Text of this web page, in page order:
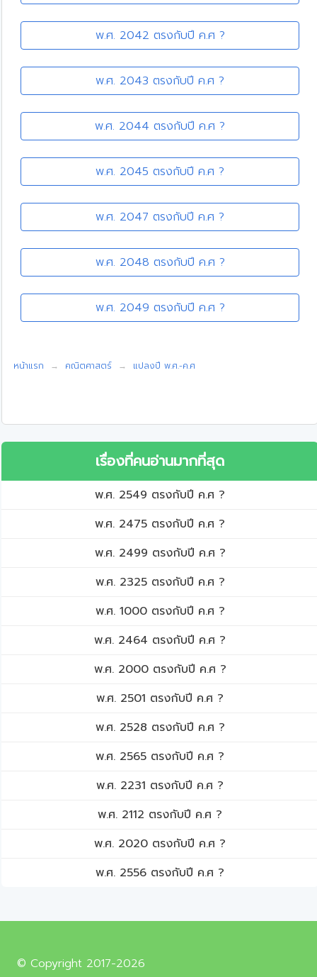
พ.ศ. 2042 ตรงกับปี ค.ศ ?
พ.ศ. 2043 ตรงกับปี ค.ศ ?
พ.ศ. 2044 ตรงกับปี ค.ศ ?
พ.ศ. 2045 ตรงกับปี ค.ศ ?
พ.ศ. 2047 ตรงกับปี ค.ศ ?
พ.ศ. 2048 ตรงกับปี ค.ศ ?
พ.ศ. 2049 ตรงกับปี ค.ศ ?
หน้าแรก คณิตศาสตร์ แปลงปี พ.ศ.-ค.ศ
เรื่องที่คนอ่านมากที่สุด
พ.ศ. 2549 ตรงกับปี ค.ศ ?
พ.ศ. 2475 ตรงกับปี ค.ศ ?
พ.ศ. 2499 ตรงกับปี ค.ศ ?
พ.ศ. 2325 ตรงกับปี ค.ศ ?
พ.ศ. 1000 ตรงกับปี ค.ศ ?
พ.ศ. 2464 ตรงกับปี ค.ศ ?
พ.ศ. 2000 ตรงกับปี ค.ศ ?
พ.ศ. 2501 ตรงกับปี ค.ศ ?
พ.ศ. 2528 ตรงกับปี ค.ศ ?
พ.ศ. 2565 ตรงกับปี ค.ศ ?
พ.ศ. 2231 ตรงกับปี ค.ศ ?
พ.ศ. 2112 ตรงกับปี ค.ศ ?
พ.ศ. 2020 ตรงกับปี ค.ศ ?
พ.ศ. 2556 ตรงกับปี ค.ศ ?
© Copyright 2017-2026